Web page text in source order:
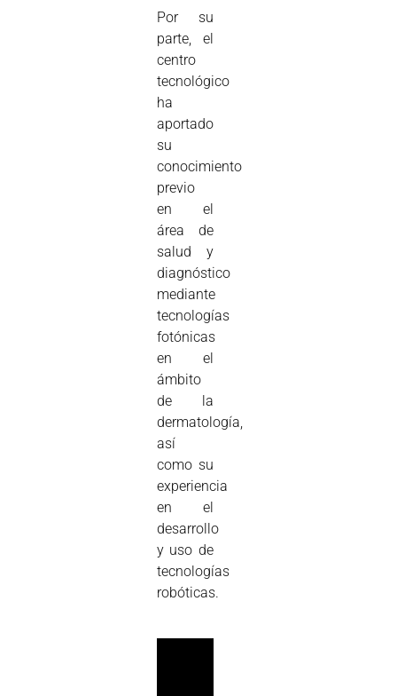
Por su
parte, el
centro
tecnológico
ha
aportado
su
conocimiento
previo
en el
área de
salud y
diagnóstico
mediante
tecnologías
fotónicas
en el
ámbito
de la
dermatología,
así
como su
experiencia
en el
desarrollo
y uso de
tecnologías
robóticas.